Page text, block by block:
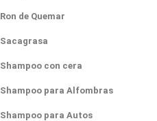
Ron de Quemar
Sacagrasa
Shampoo con cera
Shampoo para Alfombras
Shampoo para Autos